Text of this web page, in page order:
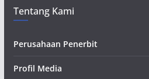
Tentang Kami
Perusahaan Penerbit
Profil Media